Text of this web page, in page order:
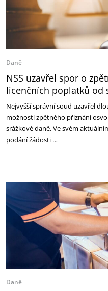
Daně
NSS uzavřel spor o
licenčních poplatků od
Nejvyšší správní soud uzavřel
možnosti zpětného přiznání
srážkové daně. Ve svém
podání žádosti …
Daně